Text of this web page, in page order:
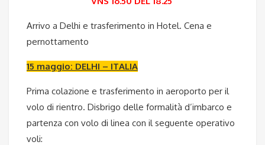
Arrivo a Delhi e trasferimento in Hotel. Cena e
pernottamento
15 maggio: DELHI – ITALIA
Prima colazione e trasferimento in aeroporto per il
volo di rientro. Disbrigo delle formalità d’imbarco e
partenza con volo di linea con il seguente operativo
voli: